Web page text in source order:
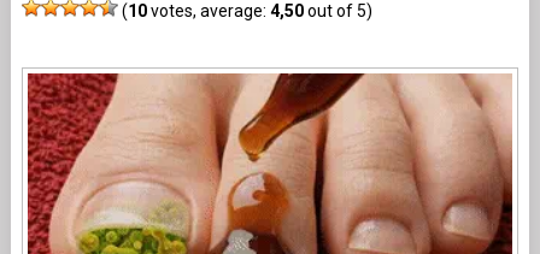
(10votes, average: 4,50out of 5)